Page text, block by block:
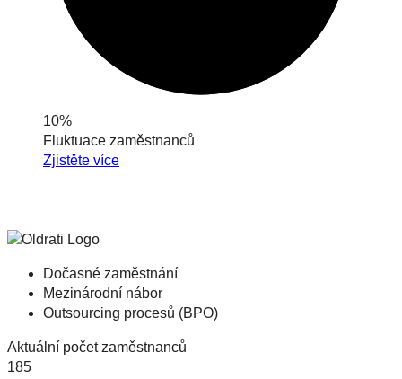
10%
Fluktuace zaměstnanců
Zjistěte více
Dočasné zaměstnání
Mezinárodní nábor
Outsourcing procesů (BPO)
Aktuální počet zaměstnanců
185